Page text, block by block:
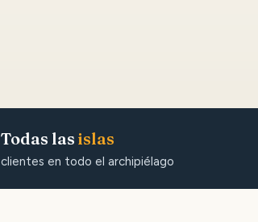
Todas las islas
clientes en todo el archipiélago